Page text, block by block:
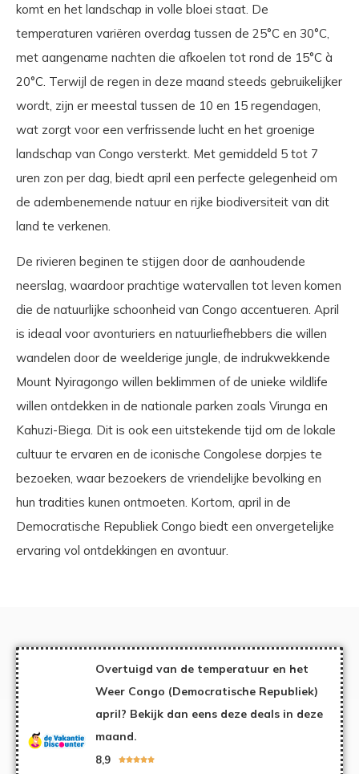
komt en het landschap in volle bloei staat. De
temperaturen variëren overdag tussen de 25°C en 30°C,
met aangename nachten die afkoelen tot rond de 15°C à
20°C. Terwijl de regen in deze maand steeds gebruikelijker
wordt, zijn er meestal tussen de 10 en 15 regendagen,
wat zorgt voor een verfrissende lucht en het groenige
landschap van Congo versterkt. Met gemiddeld 5 tot 7
uren zon per dag, biedt april een perfecte gelegenheid om
de adembenemende natuur en rijke biodiversiteit van dit
land te verkenen.
De rivieren beginen te stijgen door de aanhoudende
neerslag, waardoor prachtige watervallen tot leven komen
die de natuurlijke schoonheid van Congo accentueren. April
is ideaal voor avonturiers en natuurliefhebbers die willen
wandelen door de weelderige jungle, de indrukwekkende
Mount Nyiragongo willen beklimmen of de unieke wildlife
willen ontdekken in de nationale parken zoals Virunga en
Kahuzi-Biega. Dit is ook een uitstekende tijd om de lokale
cultuur te ervaren en de iconische Congolese dorpjes te
bezoeken, waar bezoekers de vriendelijke bevolking en
hun tradities kunen ontmoeten. Kortom, april in de
Democratische Republiek Congo biedt een onvergetelijke
ervaring vol ontdekkingen en avontuur.
Overtuigd van de temperatuur en het
Weer Congo (Democratische Republiek)
april? Bekijk dan eens deze deals in deze
maand.
8,9 